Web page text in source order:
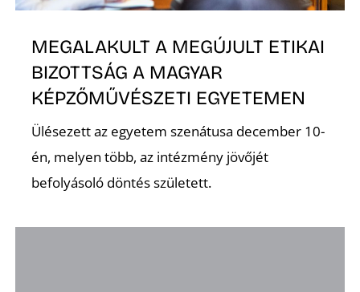
MEGALAKULT A MEGÚJULT ETIKAI
BIZOTTSÁG A MAGYAR
KÉPZŐMŰVÉSZETI EGYETEMEN
Ülésezett az egyetem szenátusa december 10-
én, melyen több, az intézmény jövőjét
befolyásoló döntés született.